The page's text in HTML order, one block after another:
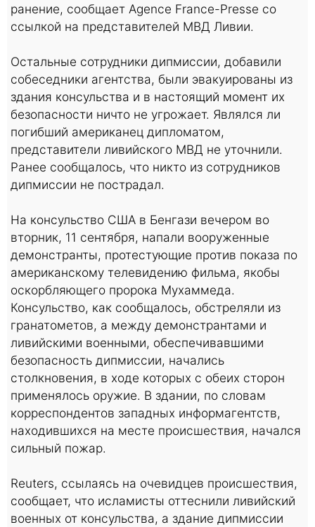
ранение, сообщает Agence France-Presse со
ссылкой на представителей МВД Ливии.
Остальные сотрудники дипмиссии, добавили
собеседники агентства, были эвакуированы из
здания консульства и в настоящий момент их
безопасности ничто не угрожает. Являлся ли
погибший американец дипломатом,
представители ливийского МВД не уточнили.
Ранее сообщалось, что никто из сотрудников
дипмиссии не пострадал.
На консульство США в Бенгази вечером во
вторник, 11 сентября, напали вооруженные
демонстранты, протестующие против показа по
американскому телевидению фильма, якобы
оскорбляющего пророка Мухаммеда.
Консульство, как сообщалось, обстреляли из
гранатометов, а между демонстрантами и
ливийскими военными, обеспечивавшими
безопасность дипмиссии, начались
столкновения, в ходе которых с обеих сторон
применялось оружие. В здании, по словам
корреспондентов западных информагентств,
находившихся на месте происшествия, начался
сильный пожар.
Reuters, ссылаясь на очевидцев происшествия,
сообщает, что исламисты оттеснили ливийский
военных от консульства, а здание дипмиссии